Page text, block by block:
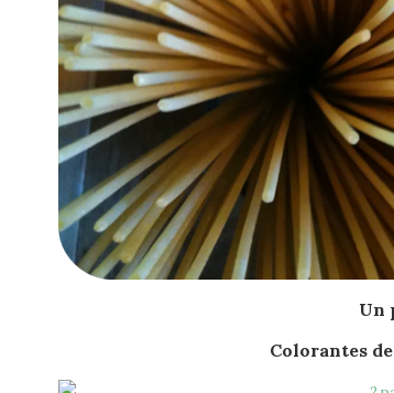
Un
Colorantes